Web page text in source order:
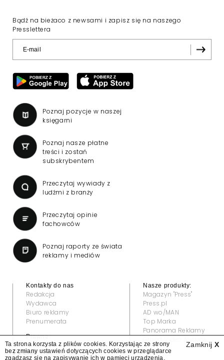
Bądź na bieżaco z newsami i zapisz się na naszego
Presslettera
Poznaj pozycje w naszej
księgarni
Poznaj nasze płatne
treści i zostań
subskrybentem
Przeczytaj wywiady z
ludźmi z branży
Przeczytaj opinie
fachowców
Poznaj raporty ze świata
reklamy i mediów
Kontakty do nas
Redakcja
Wydawca
Biuro reklamy
Prenumerata
Prawne:
Regulamin
Klauzula informacyjna
Nasze produkty:
Magazyn "Press"
Press.pl
AD wo/MAN
Top Marka
Panorama Reklamy
Zamknij X
Ta strona korzysta z plików cookies. Korzystając ze strony
bez zmiany ustawień dotyczących cookies w przeglądarce
zgadzasz się na zapisywanie ich w pamięci urządzenia.